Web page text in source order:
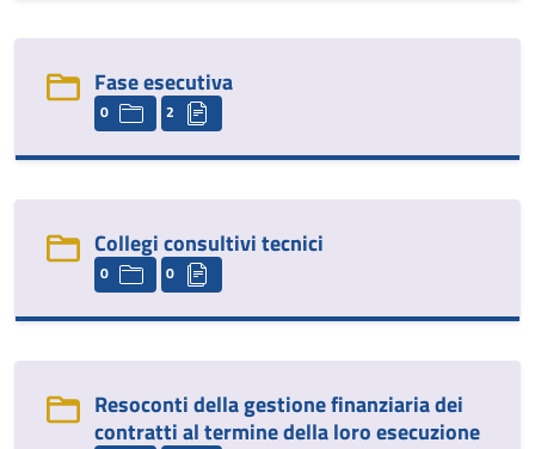
Fase esecutiva
0 2
Collegi consultivi tecnici
0 0
Resoconti della gestione finanziaria dei
contratti al termine della loro esecuzione